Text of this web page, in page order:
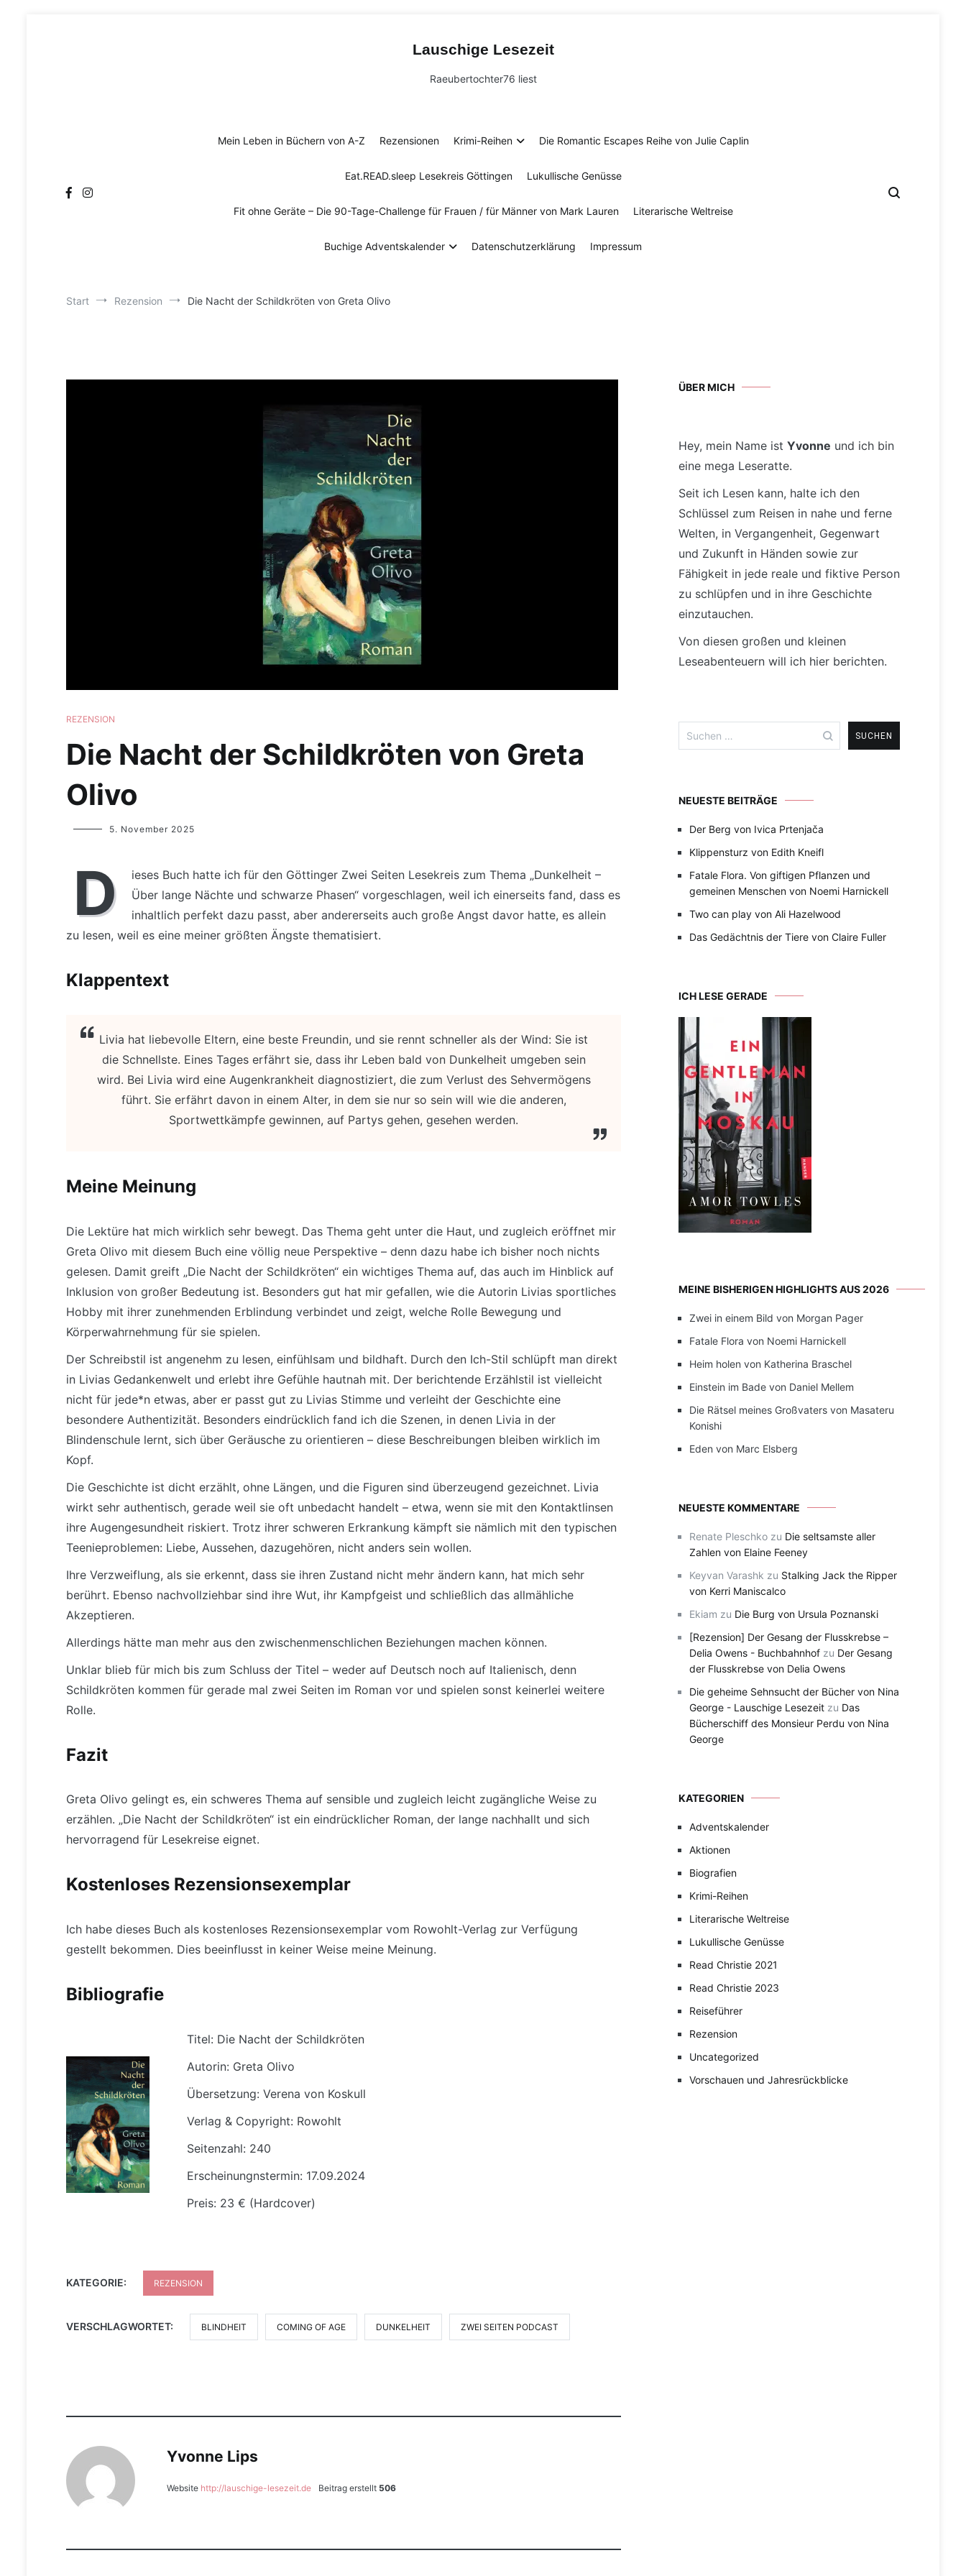
Lauschige Lesezeit
Raeubertochter76 liest
Mein Leben in Büchern von A-Z Rezensionen Krimi-Reihen Die Romantic Escapes Reihe von Julie Caplin
Eat.READ.sleep Lesekreis Göttingen Lukullische Genüsse
Fit ohne Geräte – Die 90-Tage-Challenge für Frauen / für Männer von Mark Lauren Literarische Weltreise
Buchige Adventskalender Datenschutzerklärung Impressum
Start Rezension Die Nacht der Schildkröten von Greta Olivo
REZENSION
Die Nacht der Schildkröten von Greta
Olivo
Yvonne
5. November 2025
D
ieses Buch hatte ich für den Göttinger Zwei Seiten Lesekreis zum Thema „Dunkelheit –
Über lange Nächte und schwarze Phasen“ vorgeschlagen, weil ich einerseits fand, dass es
inhaltlich perfekt dazu passt, aber andererseits auch große Angst davor hatte, es allein
zu lesen, weil es eine meiner größten Ängste thematisiert.
Klappentext
Livia hat liebevolle Eltern, eine beste Freundin, und sie rennt schneller als der Wind: Sie ist
die Schnellste. Eines Tages erfährt sie, dass ihr Leben bald von Dunkelheit umgeben sein
wird. Bei Livia wird eine Augenkrankheit diagnostiziert, die zum Verlust des Sehvermögens
führt. Sie erfährt davon in einem Alter, in dem sie nur so sein will wie die anderen,
Sportwettkämpfe gewinnen, auf Partys gehen, gesehen werden.
Meine Meinung
Die Lektüre hat mich wirklich sehr bewegt. Das Thema geht unter die Haut, und zugleich eröffnet mir
Greta Olivo mit diesem Buch eine völlig neue Perspektive – denn dazu habe ich bisher noch nichts
gelesen. Damit greift „Die Nacht der Schildkröten“ ein wichtiges Thema auf, das auch im Hinblick auf
Inklusion von großer Bedeutung ist. Besonders gut hat mir gefallen, wie die Autorin Livias sportliches
Hobby mit ihrer zunehmenden Erblindung verbindet und zeigt, welche Rolle Bewegung und
Körperwahrnehmung für sie spielen.
Der Schreibstil ist angenehm zu lesen, einfühlsam und bildhaft. Durch den Ich-Stil schlüpft man direkt
in Livias Gedankenwelt und erlebt ihre Gefühle hautnah mit. Der berichtende Erzählstil ist vielleicht
nicht für jede*n etwas, aber er passt gut zu Livias Stimme und verleiht der Geschichte eine
besondere Authentizität. Besonders eindrücklich fand ich die Szenen, in denen Livia in der
Blindenschule lernt, sich über Geräusche zu orientieren – diese Beschreibungen bleiben wirklich im
Kopf.
Die Geschichte ist dicht erzählt, ohne Längen, und die Figuren sind überzeugend gezeichnet. Livia
wirkt sehr authentisch, gerade weil sie oft unbedacht handelt – etwa, wenn sie mit den Kontaktlinsen
ihre Augengesundheit riskiert. Trotz ihrer schweren Erkrankung kämpft sie nämlich mit den typischen
Teenieproblemen: Liebe, Aussehen, dazugehören, nicht anders sein wollen.
Ihre Verzweiflung, als sie erkennt, dass sie ihren Zustand nicht mehr ändern kann, hat mich sehr
berührt. Ebenso nachvollziehbar sind ihre Wut, ihr Kampfgeist und schließlich das allmähliche
Akzeptieren.
Allerdings hätte man mehr aus den zwischenmenschlichen Beziehungen machen können.
Unklar blieb für mich bis zum Schluss der Titel – weder auf Deutsch noch auf Italienisch, denn
Schildkröten kommen für gerade mal zwei Seiten im Roman vor und spielen sonst keinerlei weitere
Rolle.
Fazit
Greta Olivo gelingt es, ein schweres Thema auf sensible und zugleich leicht zugängliche Weise zu
erzählen. „Die Nacht der Schildkröten“ ist ein eindrücklicher Roman, der lange nachhallt und sich
hervorragend für Lesekreise eignet.
Kostenloses Rezensionsexemplar
Ich habe dieses Buch als kostenloses Rezensionsexemplar vom Rowohlt-Verlag zur Verfügung
gestellt bekommen. Dies beeinflusst in keiner Weise meine Meinung.
Bibliografie
Titel: Die Nacht der Schildkröten
Autorin: Greta Olivo
Übersetzung: Verena von Koskull
Verlag & Copyright: Rowohlt
Seitenzahl: 240
Erscheinungnstermin: 17.09.2024
Preis: 23 € (Hardcover)
KATEGORIE: REZENSION
VERSCHLAGWORTET: BLINDHEIT COMING OF AGE DUNKELHEIT ZWEI SEITEN PODCAST
Yvonne Lips
Website http://lauschige-lesezeit.de Beitrag erstellt 506
ÜBER MICH
Hey, mein Name ist Yvonne und ich bin
eine mega Leseratte.
Seit ich Lesen kann, halte ich den
Schlüssel zum Reisen in nahe und ferne
Welten, in Vergangenheit, Gegenwart
und Zukunft in Händen sowie zur
Fähigkeit in jede reale und fiktive Person
zu schlüpfen und in ihre Geschichte
einzutauchen.
Von diesen großen und kleinen
Leseabenteuern will ich hier berichten.
nach:
NEUESTE BEITRÄGE
Der Berg von Ivica Prtenjača
Klippensturz von Edith Kneifl
Fatale Flora. Von giftigen Pflanzen und
gemeinen Menschen von Noemi Harnickell
Two can play von Ali Hazelwood
Das Gedächtnis der Tiere von Claire Fuller
ICH LESE GERADE
MEINE BISHERIGEN HIGHLIGHTS AUS 2026
Zwei in einem Bild von Morgan Pager
Fatale Flora von Noemi Harnickell
Heim holen von Katherina Braschel
Einstein im Bade von Daniel Mellem
Die Rätsel meines Großvaters von Masateru
Konishi
Eden von Marc Elsberg
NEUESTE KOMMENTARE
Renate Pleschko zu Die seltsamste aller
Zahlen von Elaine Feeney
Keyvan Varashk zu Stalking Jack the Ripper
von Kerri Maniscalco
Ekiam zu Die Burg von Ursula Poznanski
[Rezension] Der Gesang der Flusskrebse –
Delia Owens - Buchbahnhof zu Der Gesang
der Flusskrebse von Delia Owens
Die geheime Sehnsucht der Bücher von Nina
George - Lauschige Lesezeit zu Das
Bücherschiff des Monsieur Perdu von Nina
George
KATEGORIEN
Adventskalender
Aktionen
Biografien
Krimi-Reihen
Literarische Weltreise
Lukullische Genüsse
Read Christie 2021
Read Christie 2023
Reiseführer
Rezension
Uncategorized
Vorschauen und Jahresrückblicke